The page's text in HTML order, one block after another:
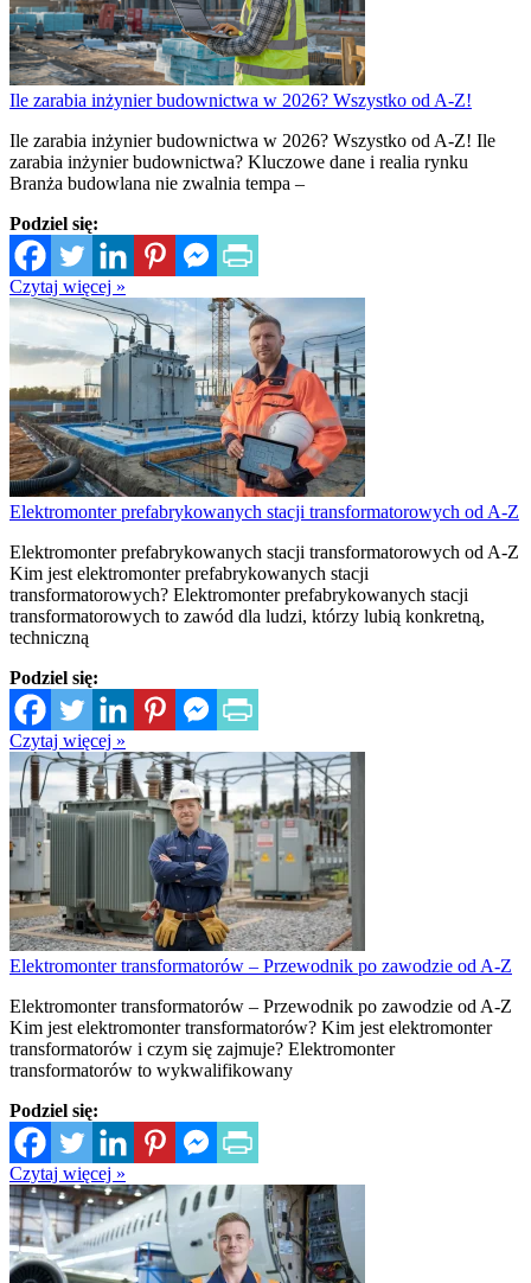
Ile zarabia inżynier budownictwa w 2026? Wszystko od A-Z!
Ile zarabia inżynier budownictwa w 2026? Wszystko od A-Z! Ile
zarabia inżynier budownictwa? Kluczowe dane i realia rynku
Branża budowlana nie zwalnia tempa –
Podziel się:
Czytaj więcej »
Elektromonter prefabrykowanych stacji transformatorowych od A-Z
Elektromonter prefabrykowanych stacji transformatorowych od A-Z
Kim jest elektromonter prefabrykowanych stacji
transformatorowych? Elektromonter prefabrykowanych stacji
transformatorowych to zawód dla ludzi, którzy lubią konkretną,
techniczną
Podziel się:
Czytaj więcej »
Elektromonter transformatorów – Przewodnik po zawodzie od A-Z
Elektromonter transformatorów – Przewodnik po zawodzie od A-Z
Kim jest elektromonter transformatorów? Kim jest elektromonter
transformatorów i czym się zajmuje? Elektromonter
transformatorów to wykwalifikowany
Podziel się:
Czytaj więcej »